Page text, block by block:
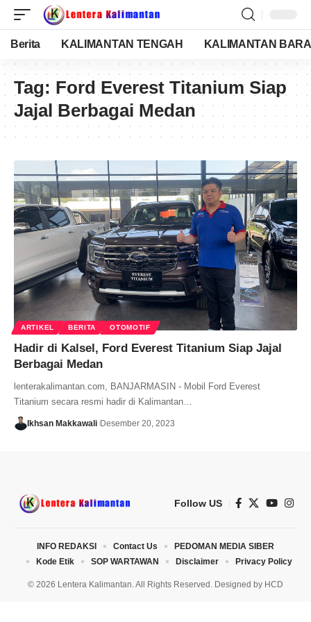
Berita KALIMANTAN TENGAH KALIMANTAN
Tag: Ford Everest Titanium Siap
Jajal Berbagai Medan
ARTIKEL BERITA OTOMOTIF
Hadir di Kalsel, Ford Everest Titanium Siap Jajal
Berbagai Medan
lenterakalimantan.com, BANJARMASIN - Mobil Ford Everest
Titanium secara resmi hadir di Kalimantan…
Ikhsan Makkawali Desember 20, 2023
Follow US
© 2026 Lentera Kalimantan. All Rights Reserved. Designed by HCD
INFO REDAKSI Contact Us
PEDOMAN MEDIA SIBER
Kode Etik
SOP WARTAWAN Disclaimer Privacy Policy